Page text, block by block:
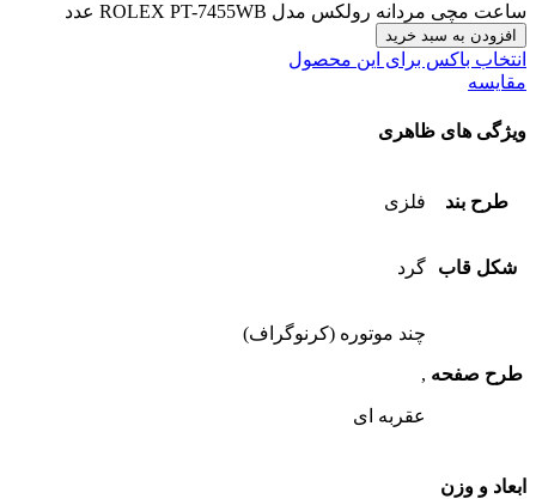
ساعت مچی مردانه رولکس مدل ROLEX PT-7455WB عدد
افزودن به سبد خرید
انتخاب باکس برای این محصول
مقایسه
ویژگی های ظاهری
طرح بند فلزی
شکل قاب گرد
طرح صفحه
چند موتوره (کرنوگراف)
,
عقربه ای
ابعاد و وزن